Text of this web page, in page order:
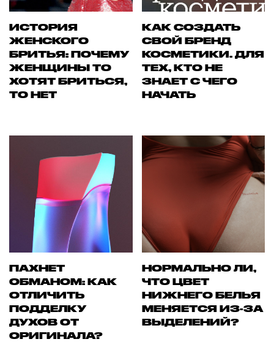
ИСТОРИЯ
ЖЕНСКОГО
БРИТЬЯ: ПОЧЕМУ
ЖЕНЩИНЫ ТО
ХОТЯТ БРИТЬСЯ,
ТО НЕТ
КАК СОЗДАТЬ
СВОЙ БРЕНД
КОСМЕТИКИ. ДЛЯ
ТЕХ, КТО НЕ
ЗНАЕТ С ЧЕГО
НАЧАТЬ
ПАХНЕТ
ОБМАНОМ: КАК
ОТЛИЧИТЬ
ПОДДЕЛКУ
ДУХОВ ОТ
ОРИГИНАЛА?
НОРМАЛЬНО ЛИ,
ЧТО ЦВЕТ
НИЖНЕГО БЕЛЬЯ
МЕНЯЕТСЯ ИЗ-ЗА
ВЫДЕЛЕНИЙ?